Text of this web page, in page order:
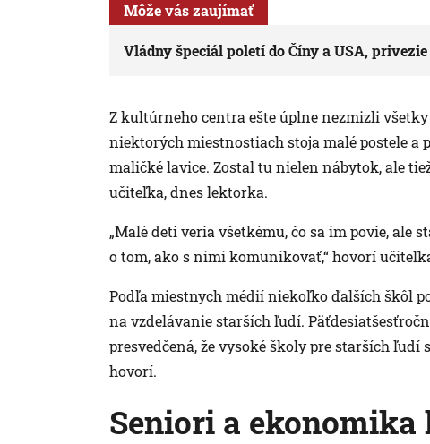
Môže vás zaujímať
Vládny špeciál poletí do Číny a USA,
Z kultúrneho centra ešte úplne nezmizli
niektorých miestnostiach stoja malé postele a
maličké lavice. Zostal tu nielen nábytok, ale
učiteľka, dnes lektorka.
„Malé deti veria všetkému, čo sa im povie, ale
o tom, ako s nimi komunikovať,“ hovorí
Podľa miestnych médií niekoľko ďalších škôl
na vzdelávanie starších ľudí.
presvedčená, že vysoké školy pre starších ľudí
hovorí.
Seniori a